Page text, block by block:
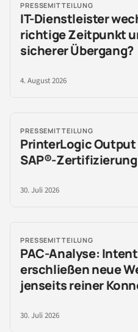
PRESSEMITTEILUNG
IT-Dienstleister
richtige Zeitpunkt
sicherer Übergang?
4. August 2026
PRESSEMITTEILUNG
PrinterLogic
SAP®-Zertifizierung
30. Juli 2026
PRESSEMITTEILUNG
PAC-Analyse:
erschließen neue
jenseits reiner
30. Juli 2026